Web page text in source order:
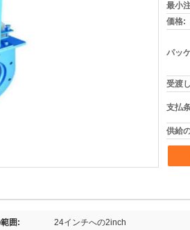
最小
価格:
パッ
受渡
支払
供給
囲: 24インチへの2inch